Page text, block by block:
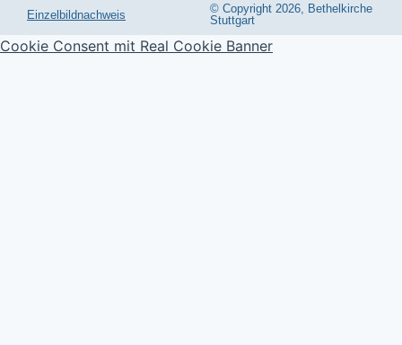
Einzelbildnachweis
© Copyright 2026, Bethelkirche
Stuttgart
Cookie Consent mit Real Cookie Banner